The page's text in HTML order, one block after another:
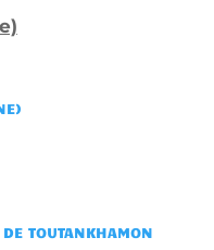
TOUTANKHAMON